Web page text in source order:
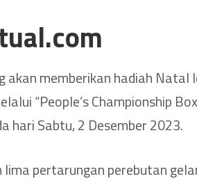
akan memberikan hadiah Natal
“People’s Championship
hari Sabtu, 2 Desember 2023.
lima pertarungan perebutan